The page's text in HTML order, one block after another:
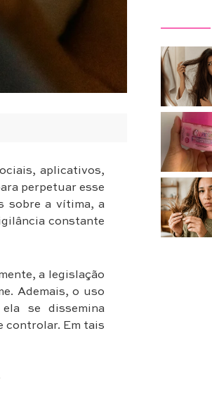
aplicativos,
perpetuar esse
sobre a vítima, a
constante
a legislação
Ademais, o uso
se dissemina
controlar. Em tais